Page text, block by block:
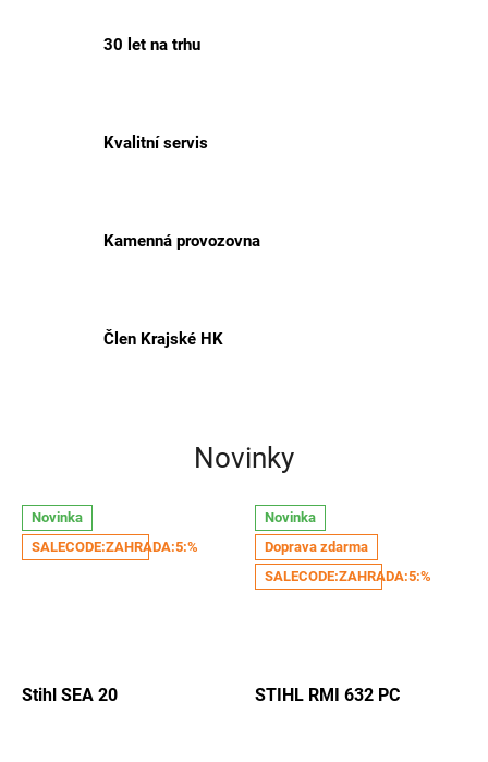
h
n
p
30 let na trhu
Kvalitní servis
Kamenná provozovna
Člen Krajské HK
Novinky
Novinka
SALECODE:ZAHRADA:5:%
Stihl SEA 20
Novinka
Doprava zdarma
SALECODE:ZAHRADA:5:%
STIHL RMI 632 PC